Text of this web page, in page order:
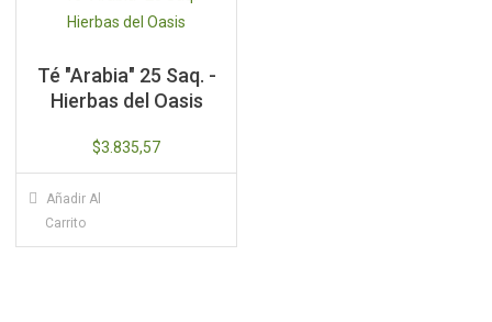
Té "Arabia" 25 Saq. -
Hierbas del Oasis
$3.835,57
Añadir Al
Carrito